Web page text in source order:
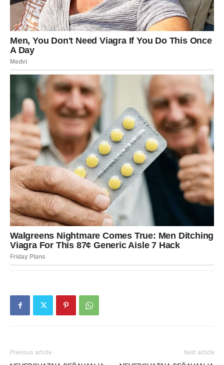
Previous article Next article